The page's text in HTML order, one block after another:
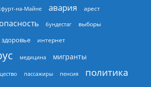
на-Майне авария арест
бундестаг выборы
здоровье интернет
медицина
мигранты
пассажиры пенсия политика